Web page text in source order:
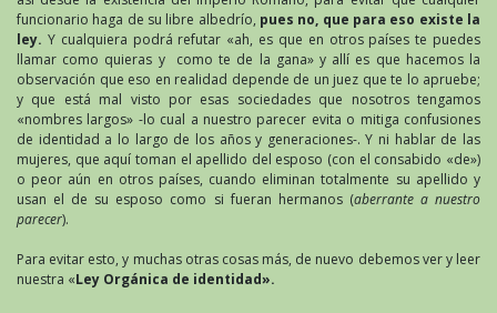
funcionario haga de su libre albedrío, pues no, que para eso existe la
ley. Y cualquiera podrá refutar «ah, es que en otros países te puedes
llamar como quieras y como te de la gana» y allí es que hacemos la
observación que eso en realidad depende de un juez que te lo apruebe;
y que está mal visto por esas sociedades que nosotros tengamos
«nombres largos» -lo cual a nuestro parecer evita o mitiga confusiones
de identidad a lo largo de los años y generaciones-. Y ni hablar de las
mujeres, que aquí toman el apellido del esposo (con el consabido «de»)
o peor aún en otros países, cuando eliminan totalmente su apellido y
usan el de su esposo como si fueran hermanos (aberrante a nuestro
parecer).
Para evitar esto, y muchas otras cosas más, de nuevo debemos ver y leer
nuestra «Ley Orgánica de identidad».